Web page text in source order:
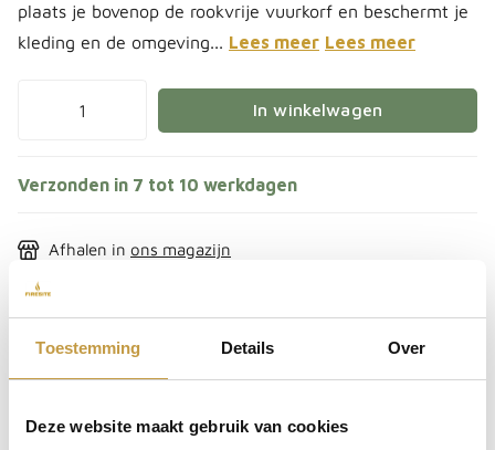
Toestemming Details Over
Deze website maakt gebruik van cookies
plaats je bovenop de rookvrije vuurkorf en beschermt je
kleding en de omgeving... Lees meer Lees meer
In winkelwagen
Verzonden in 7 tot 10 werkdagen
Afhalen in ons magazijn
Gratis verzending vanaf € 50,-
Indien op voorraad & besteld voor 13:00, zelfde dag
verzonden
i
Bestel direct mee